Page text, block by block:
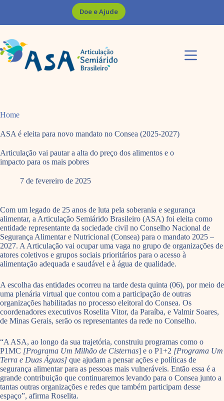
Doe e Ajude
Home
ASA é eleita para novo mandato no Consea (2025-2027)
Articulação vai pautar a alta do preço dos alimentos e o
impacto para os mais pobres
7 de fevereiro de 2025
Com um legado de 25 anos de luta pela soberania e segurança
alimentar, a Articulação Semiárido Brasileiro (ASA) foi eleita como
entidade representante da sociedade civil no Conselho Nacional de
Segurança Alimentar e Nutricional (Consea) para o mandato 2025 –
2027. A Articulação vai ocupar uma vaga no grupo de organizações de
atores coletivos e grupos sociais prioritários para o acesso à
alimentação adequada e saudável e à água de qualidade.
A escolha das entidades ocorreu na tarde desta quinta (06), por meio de
uma plenária virtual que contou com a participação de outras
organizações habilitadas no processo eleitoral do Consea. Os
coordenadores executivos Roselita Vitor, da Paraíba, e Valmir Soares,
de Minas Gerais, serão os representantes da rede no Conselho.
“A ASA, ao longo da sua trajetória, construiu programas como o
P1MC [Programa Um Milhão de Cisternas] e o P1+2 [Programa Um
Terra e Duas Águas] que ajudam a pensar ações e políticas de
segurança alimentar para as pessoas mais vulneráveis. Então essa é a
grande contribuição que continuaremos levando para o Consea junto a
tantas outras organizações e redes que também participam desse
espaço”, afirma Roselita.